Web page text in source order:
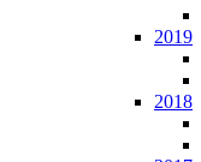
2019
2018